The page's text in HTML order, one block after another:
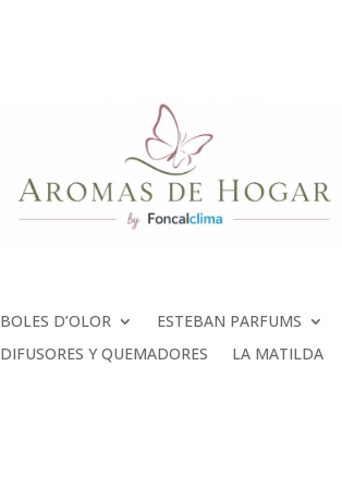
BOLES D’OLOR
ESTEBAN PARFUMS
DIFUSORES Y QUEMADORES
LA MATILDA